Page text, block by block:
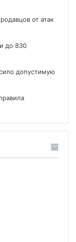
от атак
до 830
допустимую